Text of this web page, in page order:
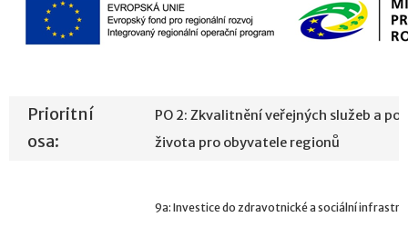
Prioritní
osa:
PO 2: Zkvalitnění veřejných služeb a
života pro obyvatele regionů
9a: Investice do zdravotnické a sociální